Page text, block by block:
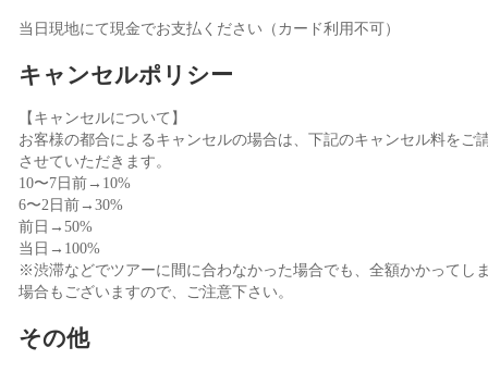
当日現地にて現金でお支払ください（カード利用不可）
キャンセルポリシー
【キャンセルについて】
お客様の都合によるキャンセルの場合は、下記のキャンセル料をご
させていただきます。
10〜7日前→10%
6〜2日前→30%
前日→50%
当日→100%
※渋滞などでツアーに間に合わなかった場合でも、全額かかってし
場合もございますので、ご注意下さい。
その他